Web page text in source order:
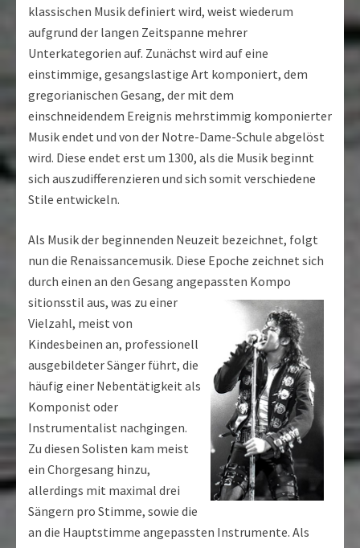
klassischen Musik definiert wird, weist wiederum
aufgrund der langen Zeitspanne mehrer
Unterkategorien auf. Zunächst wird auf eine
einstimmige, gesangslastige Art komponiert, dem
gregorianischen Gesang, der mit dem
einschneidendem Ereignis mehrstimmig komponierter
Musik endet und von der Notre-Dame-Schule abgelöst
wird. Diese endet erst um 1300, als die Musik beginnt
sich auszudifferenzieren und sich somit verschiedene
Stile entwickeln.
Als Musik der beginnenden Neuzeit bezeichnet, folgt
nun die Renaissancemusik. Diese Epoche zeichnet sich
durch einen an den Gesang angepassten Kompo
sitionsstil aus, was zu einer
Vielzahl, meist von
Kindesbeinen an, professionell
ausgebildeter Sänger führt, die
häufig einer Nebentätigkeit als
Komponist oder
Instrumentalist nachgingen.
Zu diesen Solisten kam meist
ein Chorgesang hinzu,
allerdings mit maximal drei
Sängern pro Stimme, sowie die
an die Hauptstimme angepassten Instrumente. Als